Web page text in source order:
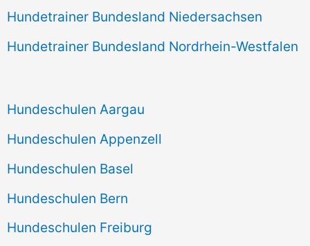
Hundetrainer Bundesland Niedersachsen
Hundetrainer Bundesland Nordrhein-Westfalen
Hundeschulen Aargau
Hundeschulen Appenzell
Hundeschulen Basel
Hundeschulen Bern
Hundeschulen Freiburg